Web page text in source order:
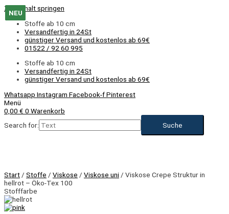
Zum Inhalt springen
Stoffe ab 10 cm
Versandfertig in 24St
günstiger Versand und kostenlos ab 69€
01522 / 92 60 995
Stoffe ab 10 cm
Versandfertig in 24St
günstiger Versand und kostenlos ab 69€
Whatsapp Instagram Facebook-fPinterest
Menü
0,00 € 0 Warenkorb
Search for:
Start / Stoffe / Viskose / Viskose uni / Viskose Crepe Struktur in
hellrot – Öko-Tex 100
Stofffarbe
NEU
NEU
NEU
NEU
NEU
NEU
NEU